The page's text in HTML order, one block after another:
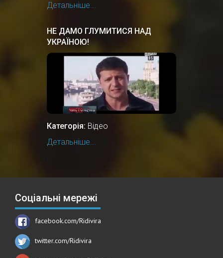
Детальніше...
НЕ ДАМО ГЛУМИТИСЯ НАД
УКРАЇНОЮ!
Категорія: Відео
Детальніше...
Соціальні мережі
facebook.com/Ridivira
twitter.com/Ridivira